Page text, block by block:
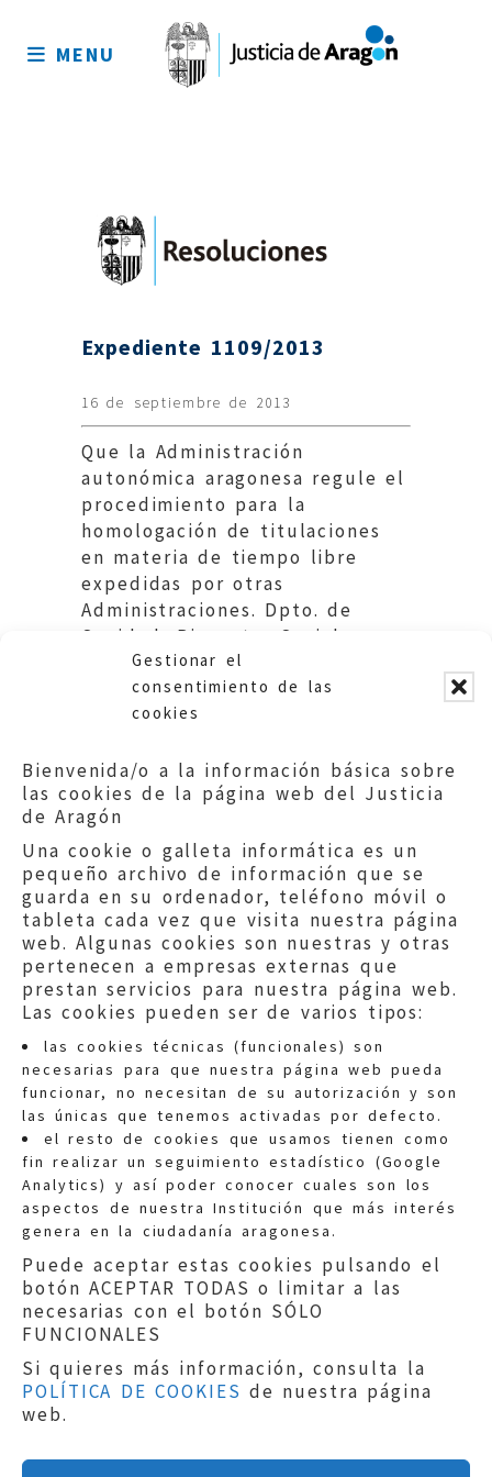
Gestionar el
consentimiento de las
cookies
Bienvenida/o a la información básica sobre
las cookies de la página web del Justicia
de Aragón
Una cookie o galleta informática es un
pequeño archivo de información que se
guarda en su ordenador, teléfono móvil o
tableta cada vez que visita nuestra página
web. Algunas cookies son nuestras y otras
pertenecen a empresas externas que
prestan servicios para nuestra página web.
Las cookies pueden ser de varios tipos:
las cookies técnicas (funcionales) son
necesarias para que nuestra página web pueda
funcionar, no necesitan de su autorización y son
las únicas que tenemos activadas por defecto.
el resto de cookies que usamos tienen como
fin realizar un seguimiento estadístico (Google
Analytics) y así poder conocer cuales son los
aspectos de nuestra Institución que más interés
genera en la ciudadanía aragonesa.
Puede aceptar estas cookies pulsando el
botón ACEPTAR TODAS o limitar a las
necesarias con el botón SÓLO
FUNCIONALES
Si quieres más información, consulta la
POLÍTICA DE COOKIES de nuestra página
web.
sitio
MENU
Expediente 1109/2013
16 de septiembre de 2013
Que la Administración
autonómica aragonesa regule el
procedimiento para la
homologación de titulaciones
en materia de tiempo libre
expedidas por otras
Administraciones. Dpto. de
Sanidad, Bienestar Social y
Familia. DGA
Quejas:quejas@eljusticiadearagon.es
Información general:
informacion@eljusticiadearagon.es
Teléfonos:900 210 210/
Aviso legal|Política de privacidad|
Protección de Datos